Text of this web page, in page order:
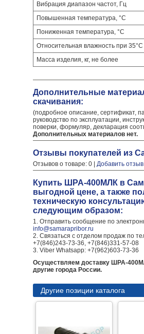
Вибрация диапазон частот, Гц
Повышенная температура, °С
Пониженная температура, °С
Относительная влажность при 35°С
Масса изделия, кг, не более
Дополнительные
скачивания:
(подробное описание, сертификат,
руководство по эксплуатации,
поверки, формуляр, декларация
Дополнительных материалов нет.
Отзывы покупателей из
Отзывов о товаре: 0 | Добавить
Купить ШРА-400МЛК в
выгодной цене, а также
техническую
следующим образом:
1. Отправить сообщение по
info@samarapribor.ru
2. Связаться с отделом продаж по
+7(846)243-73-36, +7(846)331-57-08
3. Viber Whatsapp: +7(962)603-73-36
Осуществляем доставку ШРА-
другие города России.
Другие позиции каталога